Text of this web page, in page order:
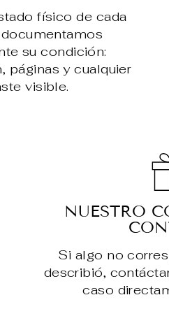
físico de cada
su condición:
páginas y cualquier
visible.
NUESTRO
Si algo no
describió,
caso